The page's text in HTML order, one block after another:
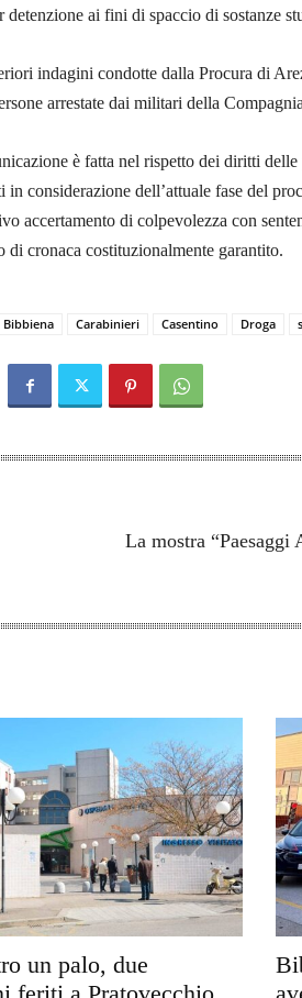
detenzione ai fini di spaccio di sostanze
indagini condotte dalla Procura di
arrestate dai militari della
è fatta nel rispetto dei diritti delle
in considerazione dell’attuale fase del
accertamento di colpevolezza con
di cronaca costituzionalmente garantito.
Bibbiena Carabinieri Casentino Droga
La mostra
un palo, due